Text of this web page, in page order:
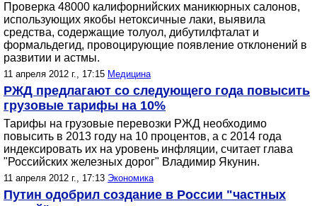
Проверка 48000 калифорнийских маникюрных салонов,
использующих якобы нетоксичные лаки, выявила
средства, содержащие толуол, дибутилфталат и
формальдегид, провоцирующие появление отклонений в
развитии и астмы.
11 апреля 2012 г., 17:15 Медицина
РЖД предлагают со следующего года повысить
грузовые тарифы на 10%
Тарифы на грузовые перевозки РЖД необходимо
повысить в 2013 году на 10 процентов, а с 2014 года
индексировать их на уровень инфляции, считает глава
"Российских железных дорог" Владимир Якунин.
11 апреля 2012 г., 17:13 Экономика
Путин одобрил создание в России "частных